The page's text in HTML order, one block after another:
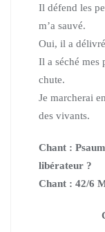
Il défend les
m’a sauvé.
Oui, il a
Il a séché mes
chute.
Je marcherai
des vivants.
Chant :
libérateur ?
Chant : 42/6